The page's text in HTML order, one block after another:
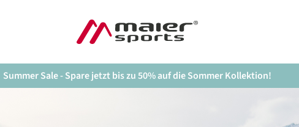
Summer Sale - Spare jetzt bis zu 50% auf die Sommer Kollektion!